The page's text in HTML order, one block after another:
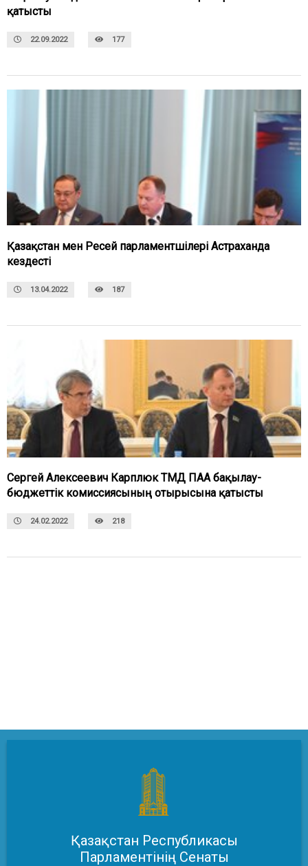
қатысты
22.09.2022 177
Қазақстан мен Ресей парламентшілері Астраханда
кездесті
13.04.2022 187
Сергей Алексеевич Карплюк ТМД ПАА бақылау-
бюджеттік комиссиясының отырысына қатысты
24.02.2022 218
Қазақстан Республикасы
Парламентінің Сенаты